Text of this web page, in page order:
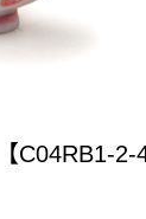
C04RB1-2-